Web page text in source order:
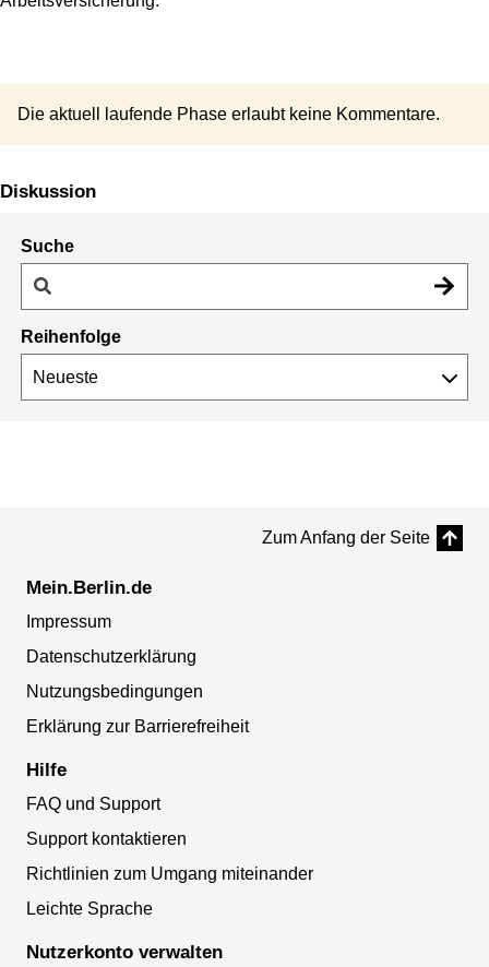
Die aktuell laufende Phase erlaubt keine Kommentare.
Diskussion
Suche
Reihenfolge
Zum Anfang der Seite
Mein.Berlin.de
Impressum
Datenschutzerklärung
Nutzungsbedingungen
Erklärung zur Barrierefreiheit
Hilfe
FAQ und Support
Support kontaktieren
Richtlinien zum Umgang miteinander
Leichte Sprache
Nutzerkonto verwalten